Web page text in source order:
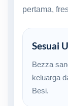
pertama,
Sesuai
Bezza
keluarga
Besi.